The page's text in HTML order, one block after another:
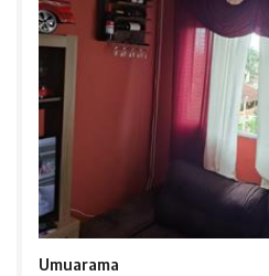
Umuarama